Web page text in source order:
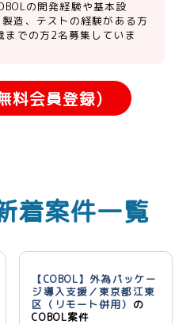
の開発経験や基本設
造、テストの経験がある方
までの方2名募集していま
料会員登録)
着案件一覧
【COBOL】外為パッケー
ジ導入支援／東京都江東
区（リモート併用） の
COBOL案件